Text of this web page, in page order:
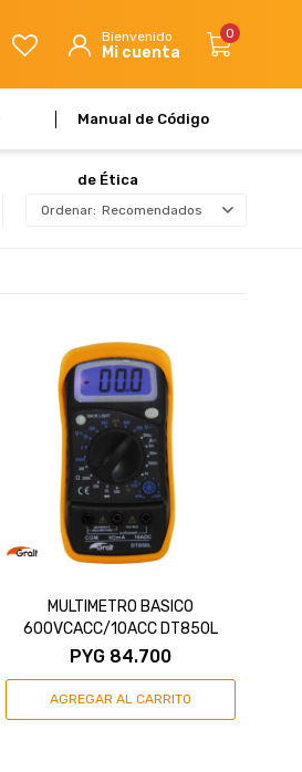
Manual de Código
de Ética
0
Recomendados
MULTIMETRO BASICO
600VCACC/10ACC DT850L
PYG 84.700